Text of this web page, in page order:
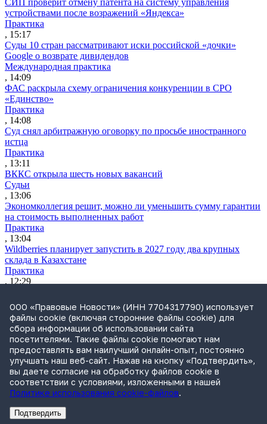
устройствами после возражений «Яндекса»
Практика
, 15:17
Суды 10 стран рассматривают иски российской «дочки»
Google о возврате дивидендов
Международная практика
, 14:09
ФАС раскрыла схему ограничения конкуренции в СРО
«Единство»
Практика
, 14:08
Суд снял арбитражную оговорку по просьбе иностранного
истца
Практика
, 13:11
ВККС открыла шесть новых вакансий
Судьи
, 13:06
Экономколлегия решит, можно ли уменьшить сумму гарантии
на стоимость выполненных работ
Практика
, 13:04
Wildberries планирует запустить в 2027 году два крупных
склада в Казахстане
Практика
, 12:29
расходов
Практика
, 11:12
Утренний обзор за 4 августа: усиление контроля за сделкам
бизнеса и ограничение доступа к банкам через иностранные
браузеры
Обзор СМИ
, 10:12
РекламаАдвокатское бюро Санкт-Петербурга «Вертикаль» ИНН 7841290773
ООО «Правовые Новости» (ИНН 7704317790) использует
файлы cookie (включая сторонние файлы cookie) для
сбора информации об использовании сайта
посетителями. Такие файлы cookie помогают нам
предоставлять вам наилучший онлайн-опыт, постоянно
улучшать наш веб-сайт. Нажав на кнопку «Подтвердить»,
вы даете согласие на обработку файлов cookie в
соответствии с условиями, изложенными в нашей
Политике использования cookie-файлов.
Подтвердить